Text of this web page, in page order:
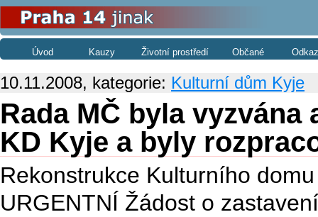
Úvod Kauzy Životní prostředí Občané
10.11.2008, kategorie: Kulturní dům Kyje
Rada MČ byla
KD Kyje a byly
Rekonstrukce Kulturního
URGENTNÍ Žádost o